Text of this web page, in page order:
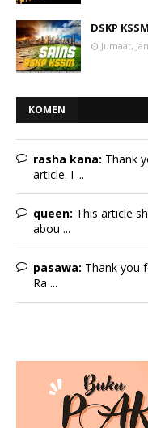
DSKP
Jumaat,
KOMEN
rasha kana: Thank
article. I ...
queen: This article
abou ...
pasawa: Thank you
Ra ...